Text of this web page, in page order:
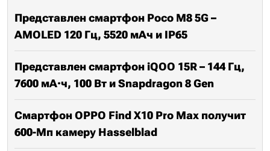
Представлен смартфон Poco M8 5G –
AMOLED 120 Гц, 5520 мАч и IP65
Представлен смартфон iQOO 15R – 144 Гц,
7600 мА·ч, 100 Вт и Snapdragon 8 Gen
Смартфон OPPO Find X10 Pro Max получит
600-Мп камеру Hasselblad